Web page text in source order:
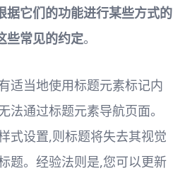
据它们的功能进行某些方式的
些常见的约定。
适当地使用标题元素标记内
法通过标题元素导航页面。
式设置,则标题将失去其视觉
题。经验法则是,您可以更新